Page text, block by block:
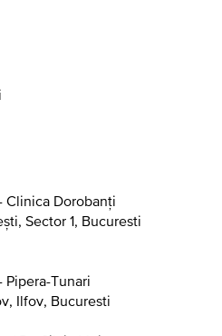
Clinica Dorobanți
Sector 1, Bucuresti
Tunari
Ilfov, Bucuresti